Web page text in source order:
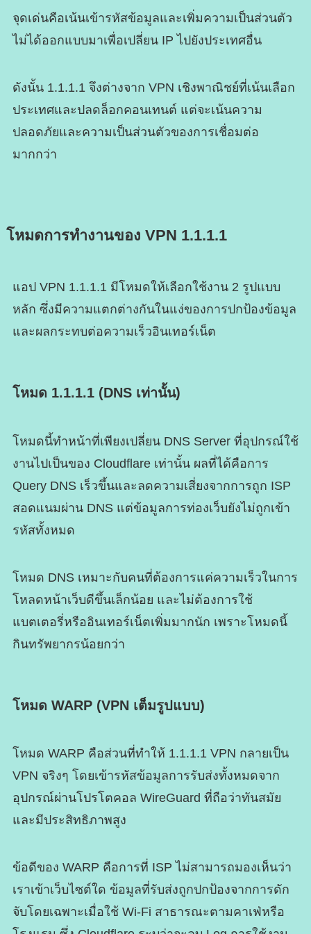
จุดเด่นคือเน้นเข้ารหัสข้อมูลและเพิ่มความเป็นส่วนตัว
ไม่ได้ออกแบบมาเพื่อเปลี่ยน IP ไปยังประเทศอื่น
ดังนั้น 1.1.1.1 จึงต่างจาก VPN เชิงพาณิชย์ที่เน้นเลือก
ประเทศและปลดล็อกคอนเทนต์ แต่จะเน้นความ
ปลอดภัยและความเป็นส่วนตัวของการเชื่อมต่อ
มากกว่า
โหมดการทำงานของ VPN 1.1.1.1
แอป VPN 1.1.1.1 มีโหมดให้เลือกใช้งาน 2 รูปแบบ
หลัก ซึ่งมีความแตกต่างกันในแง่ของการปกป้องข้อมูล
และผลกระทบต่อความเร็วอินเทอร์เน็ต
โหมด 1.1.1.1 (DNS เท่านั้น)
โหมดนี้ทำหน้าที่เพียงเปลี่ยน DNS Server ที่อุปกรณ์ใช้
งานไปเป็นของ Cloudflare เท่านั้น ผลที่ได้คือการ
Query DNS เร็วขึ้นและลดความเสี่ยงจากการถูก ISP
สอดแนมผ่าน DNS แต่ข้อมูลการท่องเว็บยังไม่ถูกเข้า
รหัสทั้งหมด
โหมด DNS เหมาะกับคนที่ต้องการแค่ความเร็วในการ
โหลดหน้าเว็บดีขึ้นเล็กน้อย และไม่ต้องการใช้
แบตเตอรี่หรืออินเทอร์เน็ตเพิ่มมากนัก เพราะโหมดนี้
กินทรัพยากรน้อยกว่า
โหมด WARP (VPN เต็มรูปแบบ)
โหมด WARP คือส่วนที่ทำให้ 1.1.1.1 VPN กลายเป็น
VPN จริงๆ โดยเข้ารหัสข้อมูลการรับส่งทั้งหมดจาก
อุปกรณ์ผ่านโปรโตคอล WireGuard ที่ถือว่าทันสมัย
และมีประสิทธิภาพสูง
ข้อดีของ WARP คือการที่ ISP ไม่สามารถมองเห็นว่า
เราเข้าเว็บไซต์ใด ข้อมูลที่รับส่งถูกปกป้องจากการดัก
จับโดยเฉพาะเมื่อใช้ Wi-Fi สาธารณะตามคาเฟ่หรือ